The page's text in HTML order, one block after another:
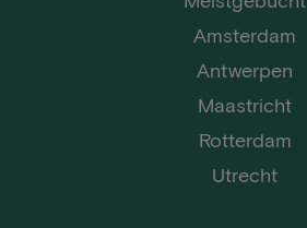
Amsterdam
Antwerpen
Maastricht
Rotterdam
Utrecht